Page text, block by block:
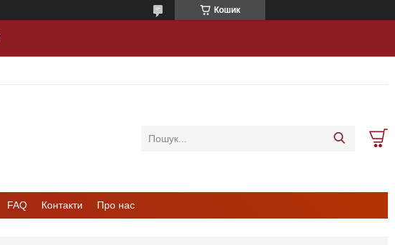
Кошик
FAQ Контакти Про нас